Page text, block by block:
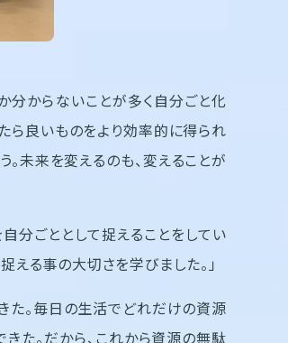
分からないことが多く自分ごと化
ら良いものをより効率的に得られ
未来を変えるのも、変えることが
分ごととして捉えることをしてい
える事の大切さを学びました。」
た。毎日の生活でどれだけの資源
た。だから、これから資源の無駄